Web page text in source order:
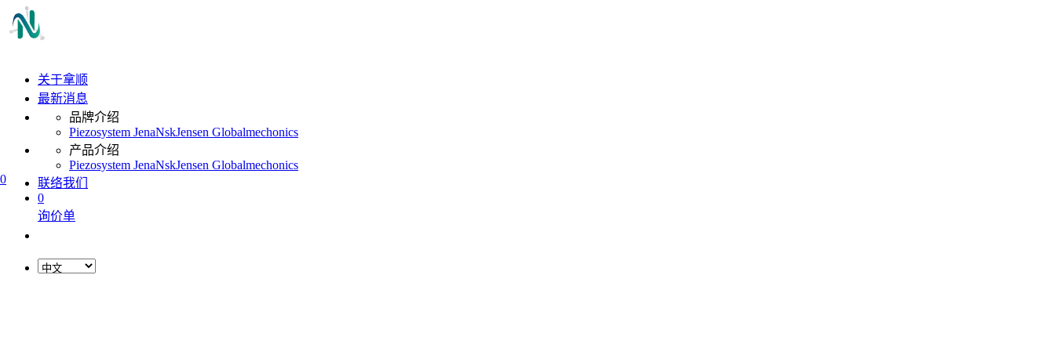
0
关于拿顺
最新消息
品牌介绍
Piezosystem JenaNskJensen Globalmechonics
产品介绍
Piezosystem JenaNskJensen Globalmechonics
联络我们
0
询价单